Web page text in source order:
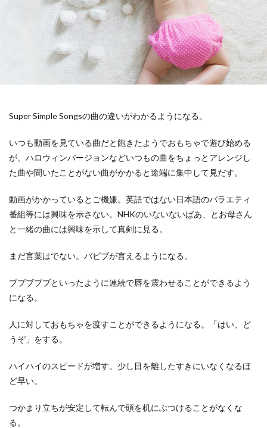
Super Simple Songsの曲の違いがわかるようになる。
いつも動画を見ている曲だと飽きたようでおもちゃで遊び始める
が、ハロウィンバージョンなどいつもの曲をちょっとアレンジし
た曲や聞いたことがない曲がかかると途端に集中して見だす。
動画がかかっているとご機嫌。英語ではない日本語のバラエティ
番組等には興味を示さない。NHKのいないないばあ、とお母さん
と一緒の曲には興味を示して真剣に見る。
まだ言葉はでない。バビブが言えるようになる。
ブブブブブといったように連続で唇を震わせることができるよう
になる。
人に対しておもちゃを渡すことができるようになる。「はい、ど
うぞ」をする。
ハイハイのスピードが増す。少し目を離したすきにいなくなるほ
ど早い。
つかまり立ちが安定して転んで頭を机にぶつけることがなくな
る。